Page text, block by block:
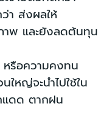
า ส่งผลให้
พ และยังลดต้นทุน
รือความคงทน
หญ่จะนำไปใช้ใน
ดด ตากฝน